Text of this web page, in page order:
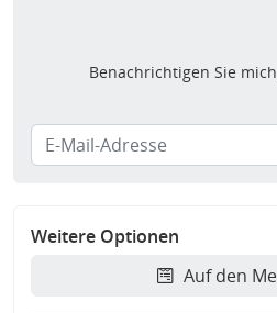
Benachrichtigen Sie
Weitere Optionen
Auf den